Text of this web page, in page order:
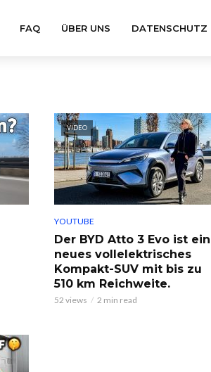
FAQ ÜBER UNS DATENSCHUTZ
VIDEO
YOUTUBE
Der BYD Atto 3 Evo ist ein
neues vollelektrisches
Kompakt-SUV mit bis zu
510 km Reichweite.
52 views 2 min read